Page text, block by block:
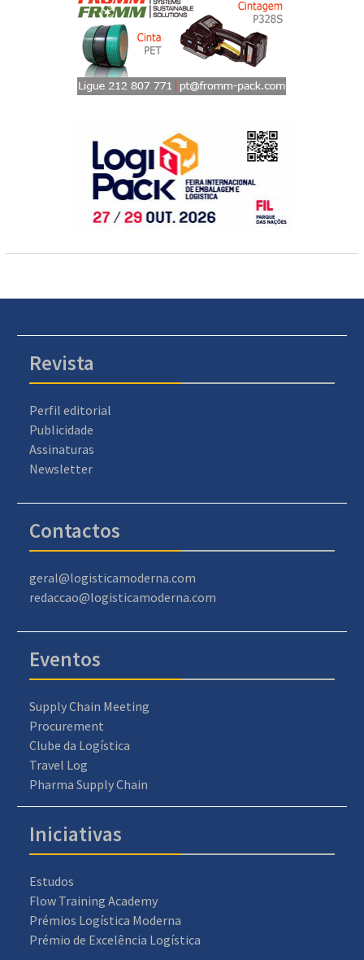
Revista
Perfil editorial
Publicidade
Assinaturas
Newsletter
Contactos
geral@logisticamoderna.com
redaccao@logisticamoderna.com
Eventos
Supply Chain Meeting
Procurement
Clube da Logística
Travel Log
Pharma Supply Chain
Iniciativas
Estudos
Flow Training Academy
Prémios Logística Moderna
Prémio de Excelência Logística